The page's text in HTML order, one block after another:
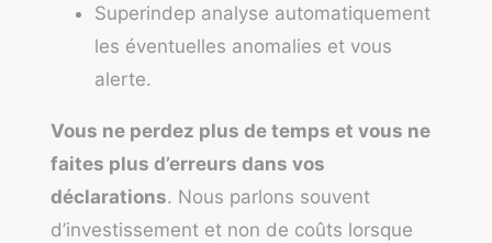
Superindep analyse automatiquement
les éventuelles anomalies et vous
alerte.
Vous ne perdez plus de temps et vous ne
faites plus d’erreurs dans vos
déclarations. Nous parlons souvent
d’investissement et non de coûts lorsque